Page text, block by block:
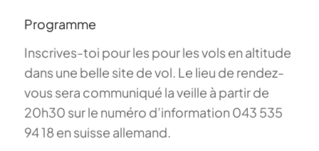
Programme
Inscrives-toi pour les pour les vols en altitude
dans une belle site de vol. Le lieu de rendez-
vous sera communiqué la veille à partir de
20h30 sur le numéro d’information 043 535
94 18 en suisse allemand.